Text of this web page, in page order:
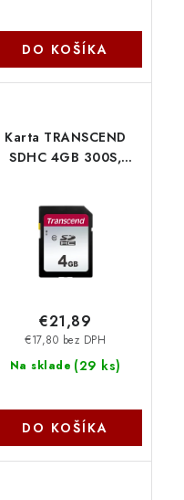
DO KOŠÍKA
Karta TRANSCEND
SDHC 4GB 300S,
Transcend
Na sklade (29 ks)
€17,80 bez DPH
€21,89
DO KOŠÍKA